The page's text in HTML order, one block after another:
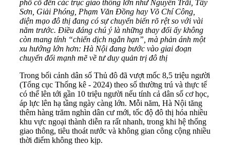
phố cổ đến các trục giao thông lớn như Nguyễn Trãi, Tây
Sơn, Giải Phóng, Phạm Văn Đồng hay Võ Chí Công,
diện mạo đô thị đang có sự chuyển biến rõ rệt so với vài
năm trước. Điều đáng chú ý là những thay đổi ấy không
còn mang tính “chiến dịch ngắn hạn”, mà phản ánh một
xu hướng lớn hơn: Hà Nội đang bước vào giai đoạn
chuyển đổi mạnh mẽ về tư duy quản trị đô thị
Trong bối cảnh dân số Thủ đô đã vượt mốc 8,5 triệu người
(Tổng cục Thống kê - 2024) theo số thường trú và thực tế
có thể lên tới gần 10 triệu người nếu tính cả dân số cơ học,
áp lực lên hạ tầng ngày càng lớn. Mỗi năm, Hà Nội tăng
thêm hàng trăm nghìn dân cư mới, tốc độ đô thị hóa nhiều
khu vực ngoại thành diễn ra rất nhanh, trong khi hệ thống
giao thông, tiêu thoát nước và không gian công cộng nhiều
thời điểm không theo kịp.